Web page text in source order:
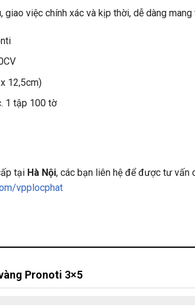
giao việc chính xác và kịp thời, dễ dàng
12,5cm)
1 tập 100 tờ
tại Hà Nội, các bạn liên hệ để được tư vấn
vpplocphat
Pronoti 3×5